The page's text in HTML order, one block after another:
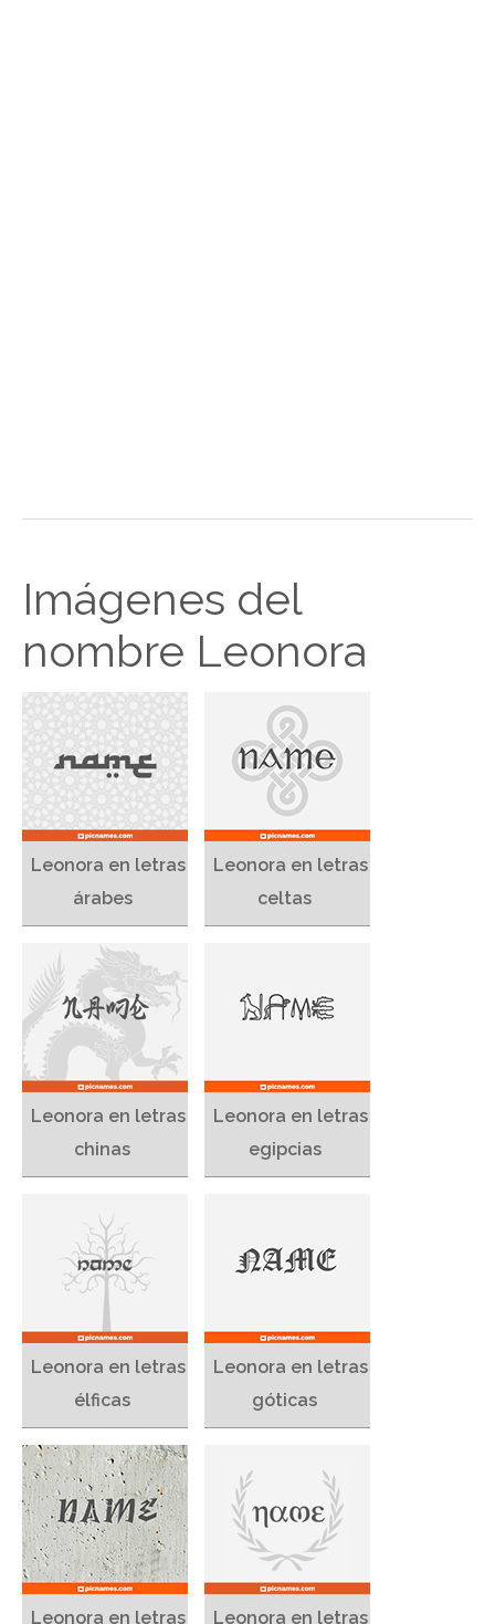
Imágenes del
nombre Leonora
Leonora en letras
árabes
Leonora en letras
celtas
Leonora en letras
chinas
Leonora en letras
egipcias
Leonora en letras
élficas
Leonora en letras
góticas
Leonora en letras Leonora en letras